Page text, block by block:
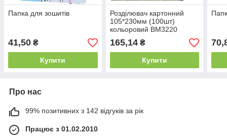
Папка для зошитів
41,50 ₴
Купити
Розділювач картонний
105*230мм (100шт)
кольоровий ВМ3220
165,14₴
Купити
Про нас
99% позитивних з 142 відгуків за рік
Працює з 01.02.2010